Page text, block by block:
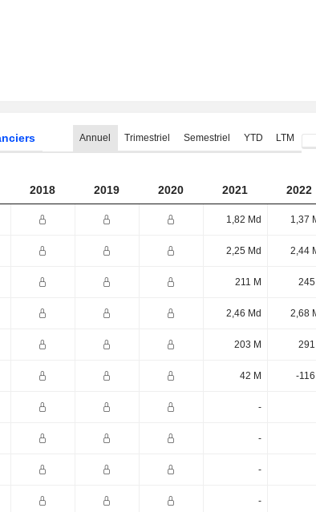
Annuel Trimestriel Semestriel YTD LTM
2018 2019 2020 2021 2022
1,82 Md 1,37
2,25 Md 2,44
211 M
2,46 Md 2,68
203 M
42 M -
-
-
-
-